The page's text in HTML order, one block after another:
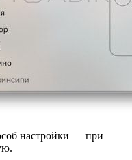
настройки — при